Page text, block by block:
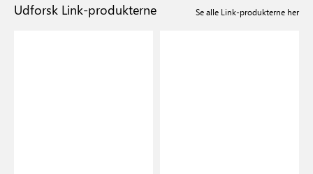
Udforsk Link-produkterne Se alle Link-produkterne her